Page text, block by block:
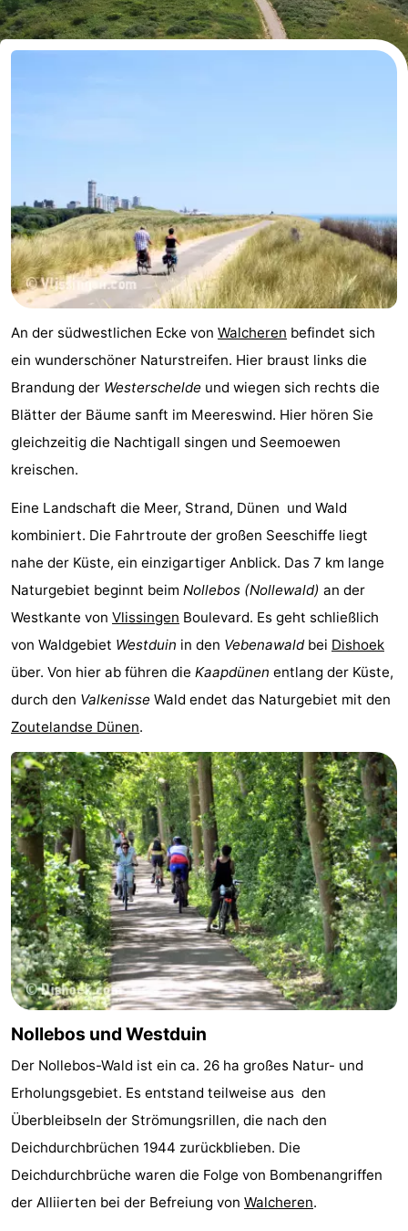
Aparthotel
-
Residentie
Soutelande
Campingplätze
Ferienhäuser
De
Zandput
Duinzicht
-
Joossesweg
Kustlicht
-
Meerpaal
-
Strandcamping
Valkenisse
-
Zee,
Bos
en
Duin
Hotels
Zimmer
(mit
Frühstück)
Lastminutes
Strand
Sehen
&
tun
-
Museen
-
Galerien
-
Denkmäler
-
Kirchen
-
Leuchtturme
-
-
Spielplätze
-
Indoor-
Spielplätze
-
Bowling
Wellness-
An der südwestlichen Ecke von Walcheren befindet sich
ein wunderschöner Naturstreifen. Hier braust links die
Brandung der Westerschelde und wiegen sich rechts die
Blätter der Bäume sanft im Meereswind. Hier hören Sie
gleichzeitig die Nachtigall singen und Seemoewen
kreischen.
Eine Landschaft die Meer, Strand, Dünen und Wald
kombiniert. Die Fahrtroute der großen Seeschiffe liegt
nahe der Küste, ein einzigartiger Anblick. Das 7 km lange
Naturgebiet beginnt beim Nollebos (Nollewald) an der
Westkante von Vlissingen Boulevard. Es geht schließlich
von Waldgebiet Westduin in den Vebenawaldbei Dishoek
über. Von hier ab führen die Kaapdünen entlang der Küste,
durch den Valkenisse Wald endet das Naturgebiet mit den
Zoutelandse Dünen.
Nollebos und Westduin
Der Nollebos-Wald ist ein ca. 26 ha großes Natur- und
Erholungsgebiet. Es entstand teilweise aus den
Überbleibseln der Strömungsrillen, die nach den
Deichdurchbrüchen 1944 zurückblieben. Die
Deichdurchbrüche waren die Folge von Bombenangriffen
der Alliierten bei der Befreiung von Walcheren.